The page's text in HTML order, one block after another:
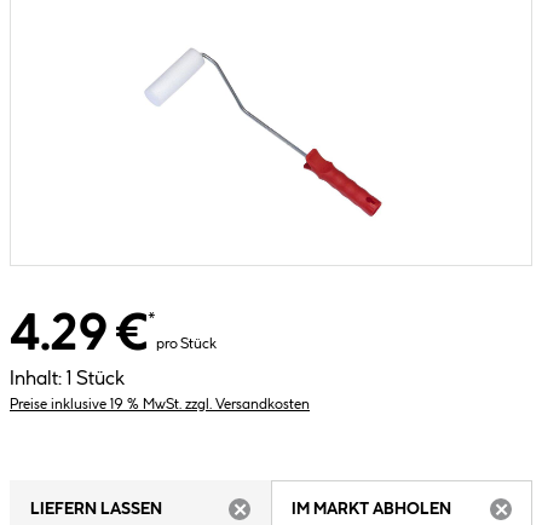
4.29 €*
pro Stück
Inhalt: 1 Stück
Preise inklusive 19 % MwSt. zzgl. Versandkosten
LIEFERN LASSEN
IM MARKT ABHOLEN